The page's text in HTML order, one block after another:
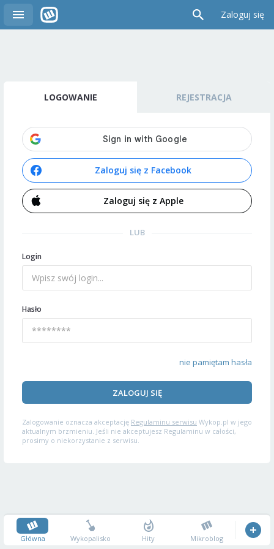
Zaloguj się
LOGOWANIE REJESTRACJA
Zaloguj się z Facebook
Zaloguj się z Apple
LUB
Login
Hasło
nie pamiętam hasła
ZALOGUJ SIĘ
Zalogowanie oznacza akceptację Regulaminu serwisu Wykop.pl w jego
aktualnym brzmieniu. Jeśli nie akceptujesz Regulaminu w całości,
prosimy o niekorzystanie z serwisu.
Główna Wykopalisko Hity Mikroblog